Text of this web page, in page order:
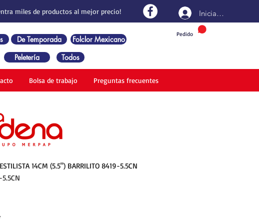
miles de productos al mejor precio!
Pedido
Iniciar sesión
De Temporada
Folclor Mexicano
Peletería Todos
Bolsa de trabajo Preguntas frecuentes
14CM (5.5") BARRILITO 8419-5.5CN